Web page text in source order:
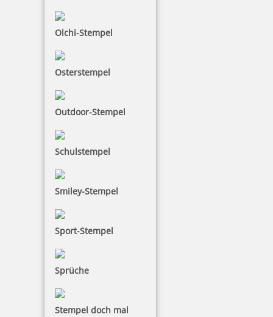
Olchi-Stempel
Osterstempel
Outdoor-Stempel
Schulstempel
Smiley-Stempel
Sport-Stempel
Sprüche
Stempel doch mal